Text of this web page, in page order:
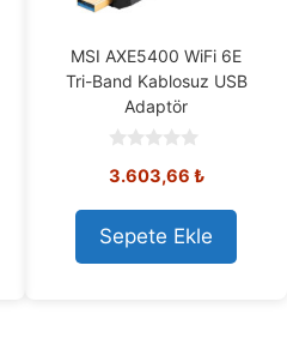
MSI AXE5400 WiFi 6E
Tri-Band Kablosuz USB
Adaptör
o
t
o
f
5
3.603,66 ₺
Sepete Ekle